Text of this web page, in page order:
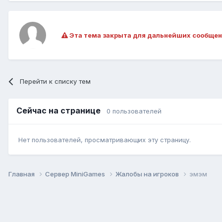
Эта тема закрыта для дальнейших
Перейти к списку тем
Сейчас на странице 0 пользователей
Нет пользователей, просматривающих эту страницу.
Главная Сервер MiniGames Жалобы на игроков эмэм